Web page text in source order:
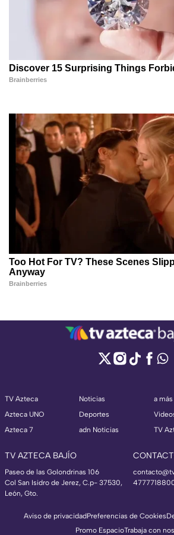
TV Azteca
Azteca UNO
Azteca 7
Noticias
Deportes
adn Noticias
a más
TV
TV AZTECA BAJÍO
Paseo de las Golondrinas 106
Col San Isidro de Jerez, C.p- 37530,
León, Gto.
Aviso de privacidadPreferencias de Cookies
Promo EspacioTrabaja con